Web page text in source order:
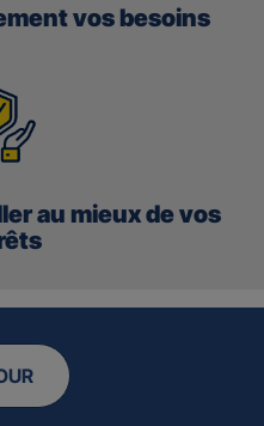
vos besoins
au mieux de vos